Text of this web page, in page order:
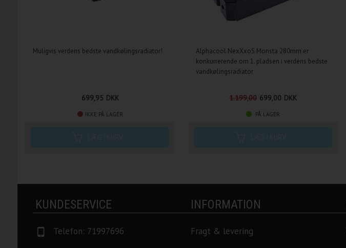
Muligvis verdens bedste vandkølingsradiator!
699,95 DKK
IKKE PÅ LAGER
Alphacool NexXxoS Monsta 280mm er
konkurrerende om 1. pladsen i verdens bedste
vandkølingsradiator
1.199,00 699,00 DKK
PÅ LAGER
KUNDESERVICE
Telefon: 71997696
INFORMATION
Fragt & levering